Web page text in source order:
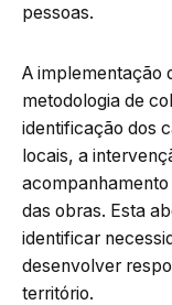
pessoas.
A implementação
metodologia de
identificação dos
locais, a
das obras. Esta
identificar
desenvolver
território.